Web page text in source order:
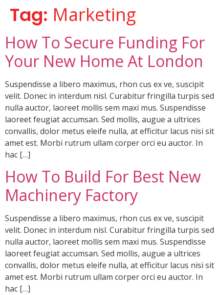
Tag: Marketing
How To Secure Funding For
Your New Home At London
Suspendisse a libero maximus, rhon cus ex ve, suscipit
velit. Donec in interdum nisl. Curabitur fringilla turpis sed
nulla auctor, laoreet mollis sem maxi mus. Suspendisse
laoreet feugiat accumsan. Sed mollis, augue a ultrices
convallis, dolor metus eleife nulla, at efficitur lacus nisi sit
amet est. Morbi rutrum ullam corper orci eu auctor. In
hac […]
How To Build For Best New
Machinery Factory
Suspendisse a libero maximus, rhon cus ex ve, suscipit
velit. Donec in interdum nisl. Curabitur fringilla turpis sed
nulla auctor, laoreet mollis sem maxi mus. Suspendisse
laoreet feugiat accumsan. Sed mollis, augue a ultrices
convallis, dolor metus eleife nulla, at efficitur lacus nisi sit
amet est. Morbi rutrum ullam corper orci eu auctor. In
hac […]